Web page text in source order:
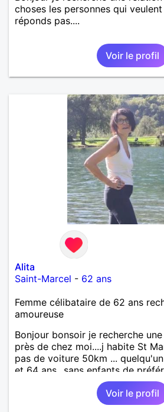
choses les personnes qui
réponds pas....
Voir le profil
Alita
Saint-Marcel - 62 ans
Femme célibataire de 62 ans
amoureuse
Bonjour bonsoir je recherche
près de chez moi....j habite St
pas de voiture 50km ...
et 64 ans...sans enfants de
adultes et qui n aurait garder
une où plusieurs ex...si vous
recherche ecrivez moi je vous
Voir le profil